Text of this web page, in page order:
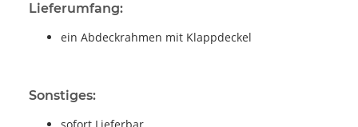
Lieferumfang:
ein Abdeckrahmen mit Klappdeckel
Sonstiges: